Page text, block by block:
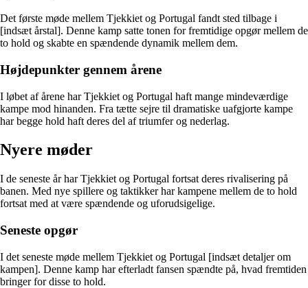
Det første møde mellem Tjekkiet og Portugal fandt sted tilbage i
[indsæt årstal]. Denne kamp satte tonen for fremtidige opgør mellem de
to hold og skabte en spændende dynamik mellem dem.
Højdepunkter gennem årene
I løbet af årene har Tjekkiet og Portugal haft mange mindeværdige
kampe mod hinanden. Fra tætte sejre til dramatiske uafgjorte kampe
har begge hold haft deres del af triumfer og nederlag.
Nyere møder
I de seneste år har Tjekkiet og Portugal fortsat deres rivalisering på
banen. Med nye spillere og taktikker har kampene mellem de to hold
fortsat med at være spændende og uforudsigelige.
Seneste opgør
I det seneste møde mellem Tjekkiet og Portugal [indsæt detaljer om
kampen]. Denne kamp har efterladt fansen spændte på, hvad fremtiden
bringer for disse to hold.